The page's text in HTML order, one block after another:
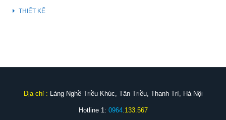
THIẾT KẾ
Địa chỉ : Làng Nghề Triều Khúc, Tân Triều, Thanh Trì, Hà Nội
Hotline 1: 0964.133.567